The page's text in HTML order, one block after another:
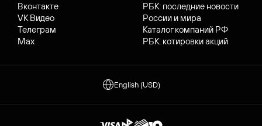
Вконтакте
VK Видео
Телеграм
Max
РБК: последние новости
России и мира
Каталог компаний РФ
РБК: котировки акций
English (USD)